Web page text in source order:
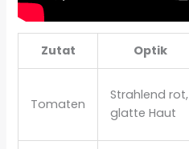
Zutat Optik
Tomaten
Strahlend rot,
glatte Haut